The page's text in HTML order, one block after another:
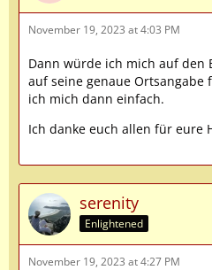
November 19, 2023 at 4:03 PM
Dann würde ich mich auf den
auf seine genaue
ich mich dann einfach.
Ich danke euch allen für eure
serenity
Enlightened
November 19, 2023 at 4:27 PM